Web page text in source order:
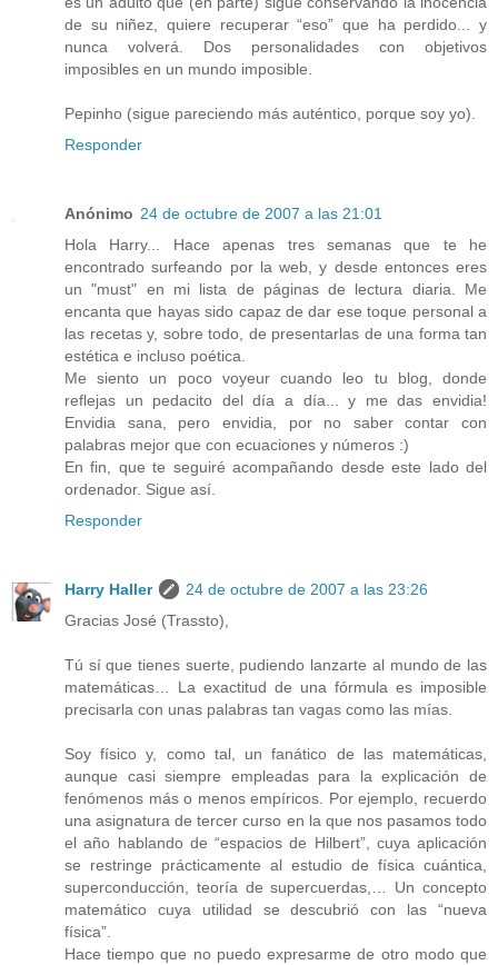
de su niñez, quiere recuperar “eso” que ha perdido... y
nunca volverá. Dos personalidades con objetivos
imposibles en un mundo imposible.
Pepinho (sigue pareciendo más auténtico, porque soy yo).
Responder
Anónimo 24 de octubre de 2007 a las 21:01
Hola Harry... Hace apenas tres semanas que te he
encontrado surfeando por la web, y desde entonces eres
un "must" en mi lista de páginas de lectura diaria. Me
encanta que hayas sido capaz de dar ese toque personal a
las recetas y, sobre todo, de presentarlas de una forma tan
estética e incluso poética.
Me siento un poco voyeur cuando leo tu blog, donde
reflejas un pedacito del día a día... y me das envidia!
Envidia sana, pero envidia, por no saber contar con
palabras mejor que con ecuaciones y números :)
En fin, que te seguiré acompañando desde este lado del
ordenador. Sigue así.
Responder
Harry Haller
24 de octubre de 2007 a las 23:26
Gracias José (Trassto),
Tú sí que tienes suerte, pudiendo lanzarte al mundo de las
matemáticas… La exactitud de una fórmula es imposible
precisarla con unas palabras tan vagas como las mías.
Soy físico y, como tal, un fanático de las matemáticas,
aunque casi siempre empleadas para la explicación de
fenómenos más o menos empíricos. Por ejemplo, recuerdo
una asignatura de tercer curso en la que nos pasamos todo
el año hablando de “espacios de Hilbert”, cuya aplicación
se restringe prácticamente al estudio de física cuántica,
superconducción, teoría de supercuerdas,… Un concepto
matemático cuya utilidad se descubrió con las “nueva
física”.
Hace tiempo que no puedo expresarme de otro modo que